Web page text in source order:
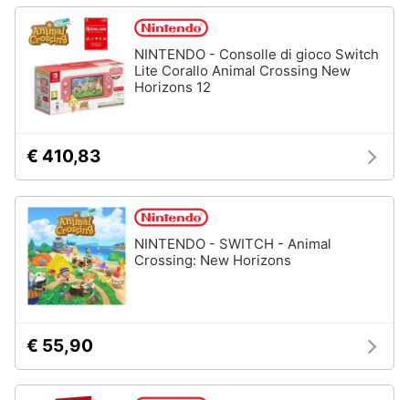
Assistenza
clienti
Esci
NINTENDO - Consolle di gioco Switch
Lite Corallo Animal Crossing New
Horizons 12
€ 410,83
NINTENDO - SWITCH - Animal
Crossing: New Horizons
€ 55,90